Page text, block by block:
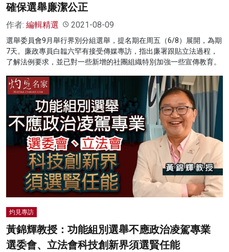
確保選舉廉潔公正
作者: 編輯精選 2021-08-09
選舉委員會9月舉行界別分組選舉，提名期在周五（6/8）展開，為期
7天。廉政專員白韞六罕有接受傳媒專訪，指出廉署跟貼立法過程，
了解法例要求，並已對一些新增的社團組織特別加強一些宣傳教育。
灼見專訪
黃錦輝教授：功能組別選舉不應政治凌駕專業
選委會、立法會科技創新界須選賢任能